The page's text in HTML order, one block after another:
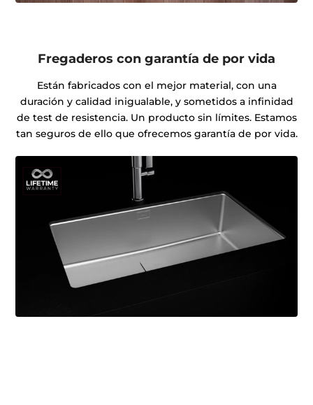
Fregaderos con garantía de por vida
Están fabricados con el mejor material, con una
duración y calidad inigualable, y sometidos a infinidad
de test de resistencia. Un producto sin límites. Estamos
tan seguros de ello que ofrecemos garantía de por vida.